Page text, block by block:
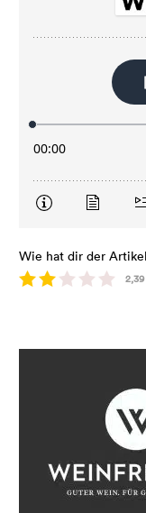
Wie hat dir der
2,39